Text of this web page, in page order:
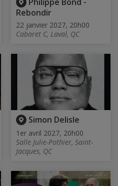
Rebondir
22 janvier 2027, 20h00
Cabaret C, Laval, QC
Simon Delisle
1er avril 2027, 20h00
Salle Julie-Pothier, Saint-
Jacques, QC